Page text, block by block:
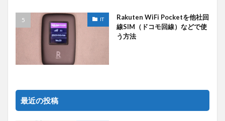
IT
Rakuten WiFi Pocketを他社回
線SIM（ドコモ回線）などで使
う方法
最近の投稿